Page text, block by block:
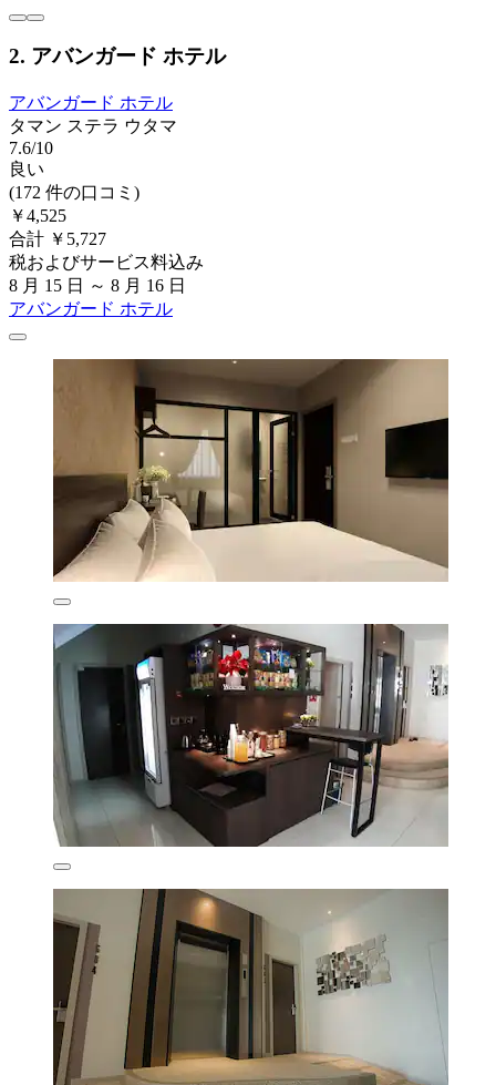
2. アバンガード ホテル
アバンガード ホテル
タマン ステラ ウタマ
7.6/10
良い
(172 件の口コミ)
￥4,525
合計 ￥5,727
税およびサービス料込み
8 月 15 日 ～ 8 月 16 日
アバンガード ホテル